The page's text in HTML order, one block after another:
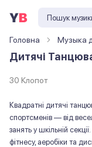
Головна Музыка
Дитячі
30 Клопот
Квадратні дитячі
спортсменів — від
занять у шкільній
фітнесу, аеробіки та